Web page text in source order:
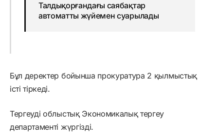
Талдықорғандағы саябақтар
автоматты жүйемен суарылады
Бұл деректер бойынша прокуратура 2 қылмыстық
істі тіркеді.
Тергеуді облыстық Экономикалық тергеу
департаменті жүргізді.